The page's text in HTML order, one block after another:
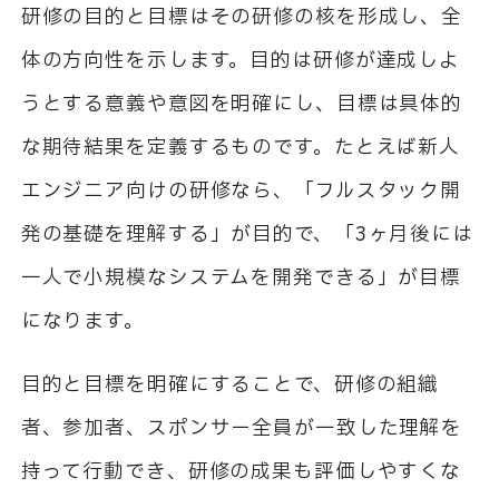
研修の目的と目標はその研修の核を形成し、全
体の方向性を示します。目的は研修が達成しよ
うとする意義や意図を明確にし、目標は具体的
な期待結果を定義するものです。たとえば新人
エンジニア向けの研修なら、「フルスタック開
発の基礎を理解する」が目的で、「3ヶ月後には
一人で小規模なシステムを開発できる」が目標
になります。
目的と目標を明確にすることで、研修の組織
者、参加者、スポンサー全員が一致した理解を
持って行動でき、研修の成果も評価しやすくな